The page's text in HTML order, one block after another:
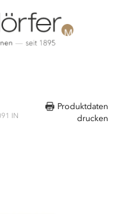
Produktdaten
drucken
IN